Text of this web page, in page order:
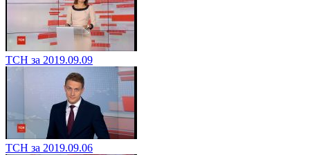
ТСН за 2019.09.09
ТСН за 2019.09.06